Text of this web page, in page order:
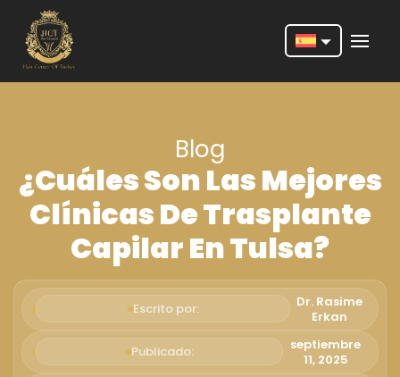
Deutsch
Português
Español
Türkçe
Italiano
Română
Blog
¿Cuáles Son Las Mejores
Clínicas De Trasplante
Capilar En Tulsa?
Escrito por:
Dr. Rasime
Erkan
Publicado:
septiembre
11, 2025